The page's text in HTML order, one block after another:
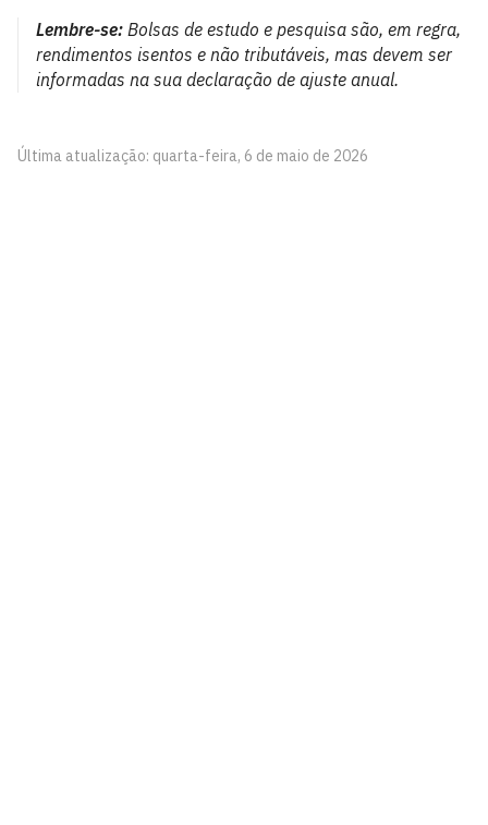
Lembre-se: Bolsas de estudo e pesquisa são, em regra,
rendimentos isentos e não tributáveis, mas devem ser
informadas na sua declaração de ajuste anual.
Última atualização: quarta-feira, 6 de maio de 2026